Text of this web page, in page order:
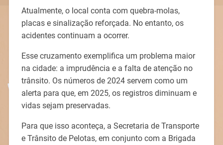
Atualmente, o local conta com quebra-molas,
placas e sinalização reforçada. No entanto, os
acidentes continuam a ocorrer.
Esse cruzamento exemplifica um problema maior
na cidade: a imprudência e a falta de atenção no
trânsito. Os números de 2024 servem como um
alerta para que, em 2025, os registros diminuam e
vidas sejam preservadas.
Para que isso aconteça, a Secretaria de Transporte
e Trânsito de Pelotas, em conjunto com a Brigada